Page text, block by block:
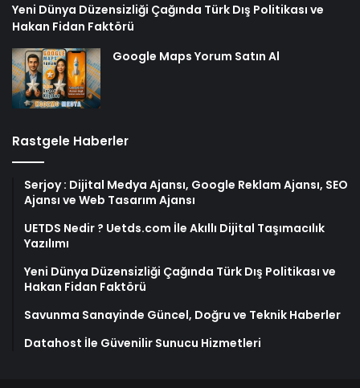
Yeni Dünya Düzensizliği Çağında Türk Dış Politikası ve
Hakan Fidan Faktörü
Google Maps Yorum Satın Al
Rastgele Haberler
Serjoy : Dijital Medya Ajansı, Google Reklam Ajansı, SEO
Ajansı ve Web Tasarım Ajansı
UETDS Nedir ? Uetds.com İle Akıllı Dijital Taşımacılık
Yazılımı
Yeni Dünya Düzensizliği Çağında Türk Dış Politikası ve
Hakan Fidan Faktörü
Savunma Sanayinde Güncel, Doğru ve Teknik Haberler
Datahost İle Güvenilir Sunucu Hizmetleri